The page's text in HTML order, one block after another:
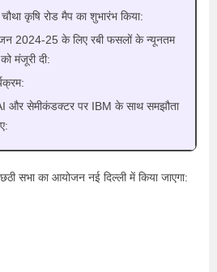
चौथा कृषि रोड मैप का शुभारंभ किया:
2024-25 के लिए रबी फसलों के न्यूनतम
मंजूरी दी:
और सेमीकंडक्टर पर IBM के साथ समझौता
सभा का आयोजन नई दिल्ली में किया जाएगा: